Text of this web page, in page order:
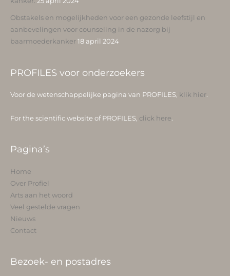
Obstakels en mogelijkheden voor een gezonde leefstijl en
aanbevelingen voor counseling in de nazorg bij
baarmoederkanker 18 april 2024
PROFILES voor onderzoekers
Voor de wetenschappelijke pagina van PROFILES, klik hier.
For the scientific website of PROFILES, click here
Pagina’s
Home
Over Profiel
Arts aan het woord
Veel gestelde vragen
Nieuws
Contact
Bezoek- en postadres